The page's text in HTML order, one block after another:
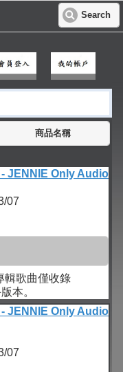
Search
商品名稱
JENNIE Only Audio
07
輯歌曲僅收錄
本。
JENNIE Only Audio
07